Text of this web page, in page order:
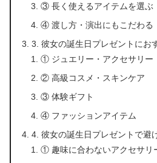
③ 長く使えるアイテムを選ぶ
④ 渡し方・演出にもこだわる
3. 彼女の誕生日プレゼントにお
① ジュエリー・アクセサリー
② 高級コスメ・スキンケア
③ 体験ギフト
④ ファッションアイテム
4. 彼女の誕生日プレゼントで避
① 趣味に合わないアクセサリ